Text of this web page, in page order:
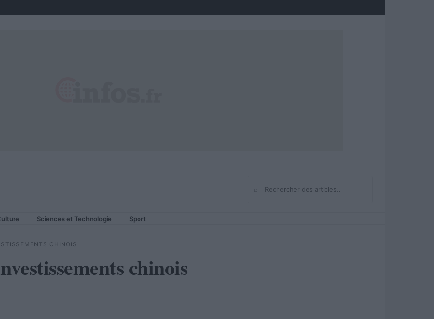
Rechercher
Sciences et Technologie Sport
CHINOIS
chinois